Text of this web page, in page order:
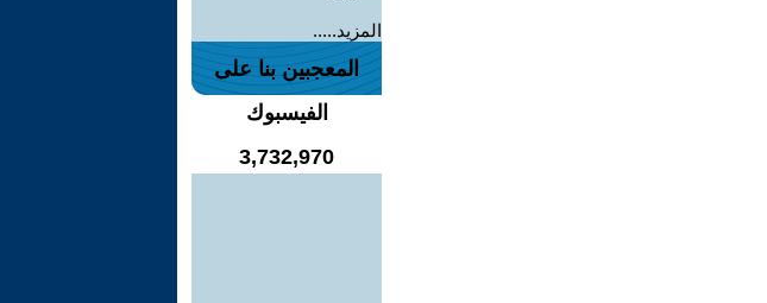
المزيد.....
المعجبين بنا على
الفيسبوك
3,732,970